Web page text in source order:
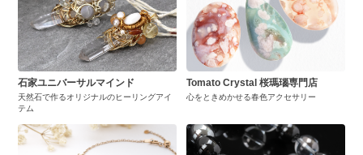
石家ユニバーサルマインド
天然石で作るオリジナルのヒーリングアイ
テム
Tomato Crystal 桜瑪瑙専門店
心をときめかせる春色アクセサリー